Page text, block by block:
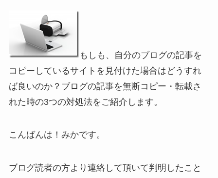
もしも、自分のブログの記事を
コピーしているサイトを見付けた場合はどうすれ
ば良いのか？ブログの記事を無断コピー・転載さ
れた時の3つの対処法をご紹介します。
こんばんは！みかです。
ブログ読者の方より連絡して頂いて判明したこと